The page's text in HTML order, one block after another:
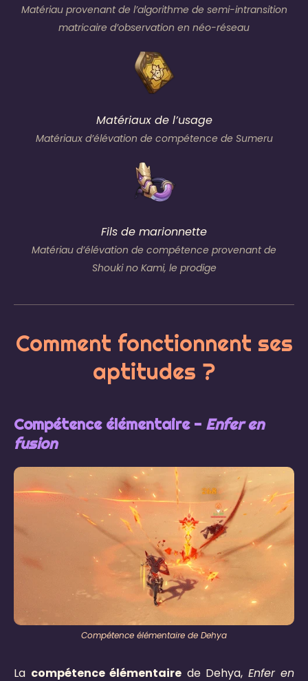
Matériau provenant de l’algorithme de semi-intransition
matricaire d’observation en néo-réseau
Matériaux de l’usage
Matériaux d’élévation de compétence de Sumeru
Fils de marionnette
Matériau d’élévation de compétence provenant de
Shouki no Kami, le prodige
Comment fonctionnent ses
aptitudes ?
Compétence élémentaire - Enfer en
fusion
Compétence élémentaire de Dehya
La compétence élémentaire de Dehya, Enfer en